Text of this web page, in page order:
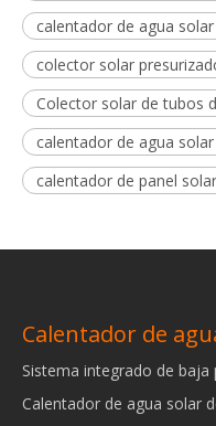
calentador de agua
colector solar
Colector solar de tubos
calentador de agua
calentador de panel solar
Calentador de
Sistema integrado de baja
Calentador de agua solar